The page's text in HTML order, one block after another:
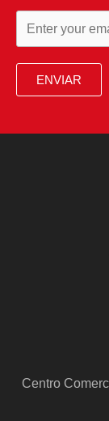
ENVIAR
Centro